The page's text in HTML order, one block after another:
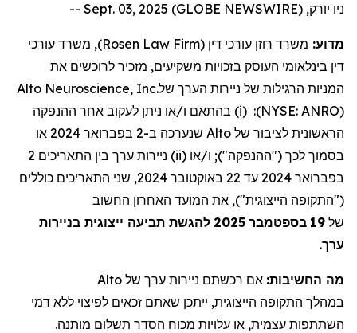
ניו יורק, Sept. 03, 2025 (GLOBE NEWSWIRE) --
מדוע: משרד רוזן עורכי דין (Rosen Law Firm), משרד עורכי
דין בינלאומי העוסק בזכויות משקיעים, מזכיר לרוכשים את
המניות הרגילות של ניירות הערך שלAlto Neuroscience, Inc.
(
NYSE: ANRO
)
:
(i) בהתאם ו/או ניתן לעקוב אחר ההנפקה
הראשונית לציבור של Alto שנערכה ב-2 בפברואר
או
בסמוך לכך ("ההנפקה"); ו/או (ii) ניירות ערך בין התאריכים
בפברואר
עד 22 באוקטובר
שני התאריכים כוללים
("התקופה הייצוגית"), את המועד האחרון החשוב
של 19 בספטמבר 2025 להגשת תביעה ייצוגית בניירות
ערך.
מה החשיבות: אם רכשתם ניירות ערך של Alto
במהלך התקופה הייצוגית, ייתכן שאתם זכאים לפיצוי ללא דמי
השתתפות עצמית, או עלויות מכוח הסדר תשלום מותנה.